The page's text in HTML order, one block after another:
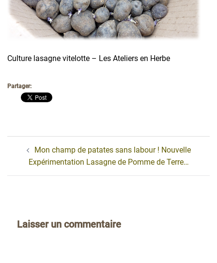
Culture lasagne vitelotte – Les Ateliers en Herbe
Partager:
d’articleMon champ de patates sans labour ! Nouvelle
Expérimentation Lasagne de Pomme de Terre…
Laisser un commentaire